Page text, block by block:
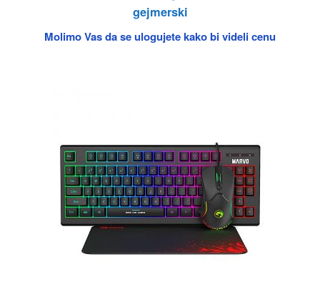
gejmerski
Molimo Vas da se ulogujete kako bi videli cenu